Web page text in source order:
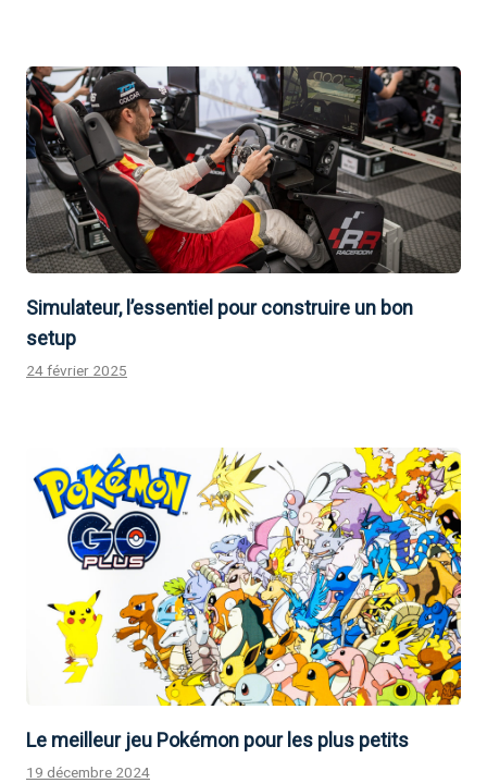
Simulateur, l’essentiel pour construire un bon
setup
24 février 2025
Le meilleur jeu Pokémon pour les plus petits
19 décembre 2024